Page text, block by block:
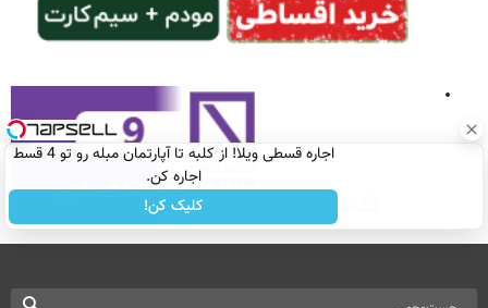
اجاره‌ قسطی ویلا! از کلبه تا آپارتمان مبله رو تو 4 قسط
اجاره کن.
کلیک کن!